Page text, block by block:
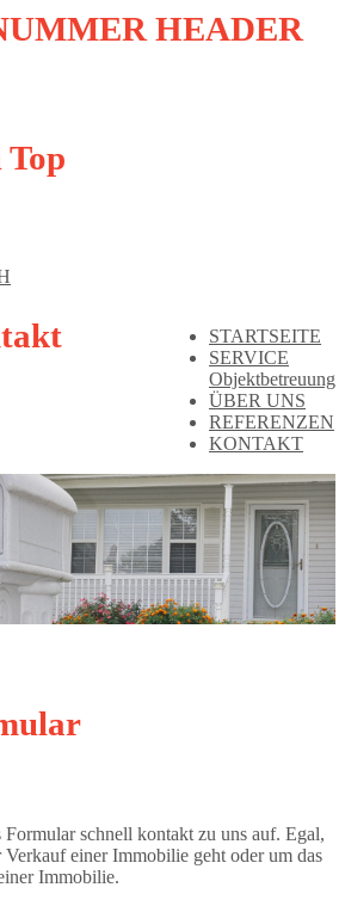
HEADER
STARTSEITE
SERVICE
Objektbetreuung
ÜBER UNS
REFERENZEN
KONTAKT
Formular schnell kontakt zu uns auf. Egal,
einer Immobilie geht oder um das
Immobilie.